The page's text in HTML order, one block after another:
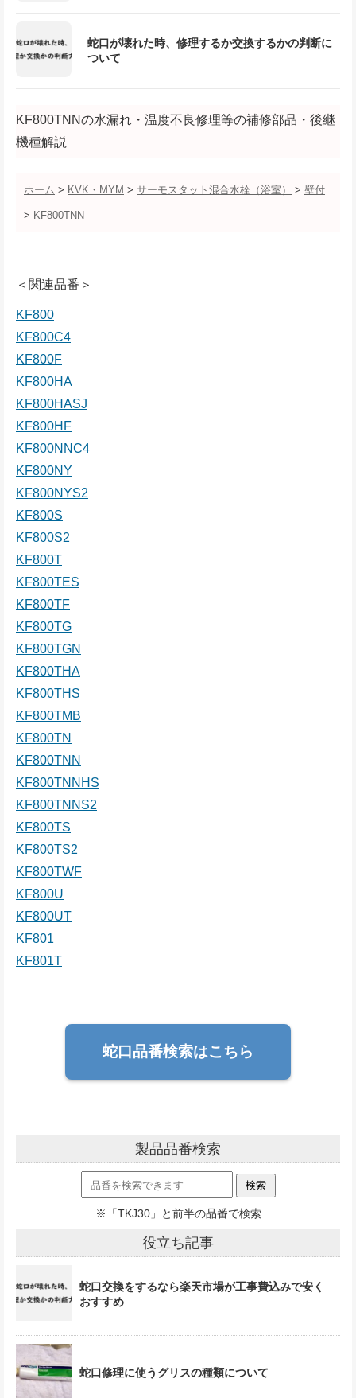
蛇口が壊れた時、修理するか交換するかの判断に
ついて
KF800TNNの水漏れ・温度不良修理等の補修部品・後継
機種解説
ホーム > KVK・MYM > サーモスタット混合水栓（浴室） > 壁付
> KF800TNN
＜関連品番＞
KF800
KF800C4
KF800F
KF800HA
KF800HASJ
KF800HF
KF800NNC4
KF800NY
KF800NYS2
KF800S
KF800S2
KF800T
KF800TES
KF800TF
KF800TG
KF800TGN
KF800THA
KF800THS
KF800TMB
KF800TN
KF800TNN
KF800TNNHS
KF800TNNS2
KF800TS
KF800TS2
KF800TWF
KF800U
KF800UT
KF801
KF801T
蛇口品番検索はこちら
製品品番検索
※「TKJ30」と前半の品番で検索
役立ち記事
蛇口交換をするなら楽天市場が工事費込みで安く
おすすめ
蛇口修理に使うグリスの種類について